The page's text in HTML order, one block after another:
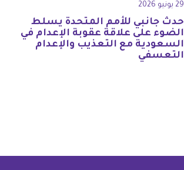
29 يونيو 2026
حدث جانبي للأمم المتحدة يسلط
الضوء على علاقة عقوبة الإعدام في
السعودية مع التعذيب والإعدام
التعسفي